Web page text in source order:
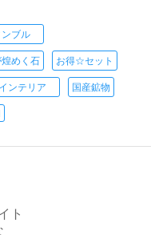
ブル
めく石 お得☆セット
インテリア 国産鉱物
ト